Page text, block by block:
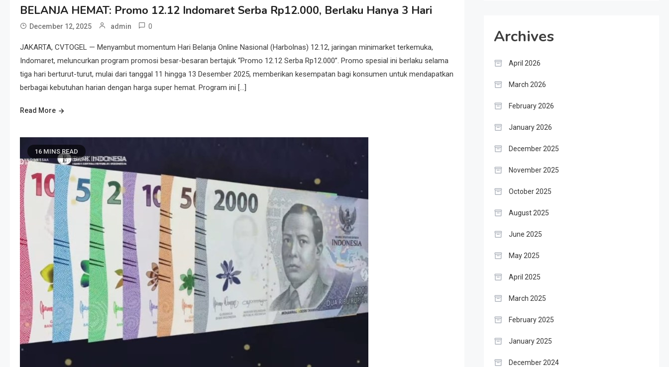
BELANJA HEMAT: Promo 12.12 Indomaret Serba Rp12.000, Berlaku Hanya 3 Hari
December 12, 2025 admin 0
JAKARTA, CVTOGEL — Menyambut momentum Hari Belanja Online Nasional (Harbolnas) 12.12, jaringan minimarket terkemuka,
Indomaret, meluncurkan program promosi besar-besaran bertajuk “Promo 12.12 Serba Rp12.000”. Promo spesial ini berlaku selama
tiga hari berturut-turut, mulai dari tanggal 11 hingga 13 Desember 2025, memberikan kesempatan bagi konsumen untuk mendapatkan
berbagai kebutuhan harian dengan harga super hemat. Program ini […]
Read More
16 MINS READ
Archives
April 2026
March 2026
February 2026
January 2026
December 2025
November 2025
October 2025
August 2025
June 2025
May 2025
April 2025
March 2025
February 2025
January 2025
December 2024